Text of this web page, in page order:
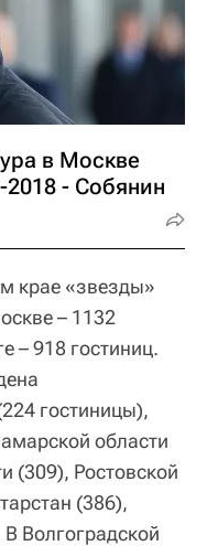
в Москве
2018 - Собянин
крае «звезды»
– 1132
– 918 гостиниц.
гостиницы),
области
(309), Ростовской
(386),
Волгоградской